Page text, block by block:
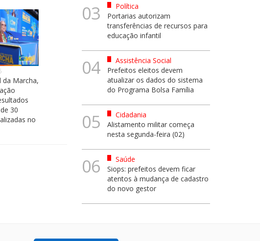
da Marcha,
30
no
03
Política
Portarias autorizam
transferências de recursos para
educação infantil
04
Assistência Social
Prefeitos eleitos devem
atualizar os dados do sistema
do Programa Bolsa Família
05
Cidadania
Alistamento militar começa
nesta segunda-feira (02)
06
Saúde
Siops: prefeitos devem ficar
atentos à mudança de cadastro
do novo gestor